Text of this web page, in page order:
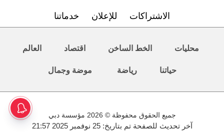
الاشتراكات للإعلان خدماتنا
محليات الخط الساخن اقتصاد العالم
حياتنا رياضة موضة وجمال
جميع الحقوق محفوظة © 2026 مؤسسة دبي
آخر تحديث للصفحة تم بتاريخ: 25 نوفمبر 2025 21:57